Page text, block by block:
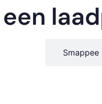
Smappee